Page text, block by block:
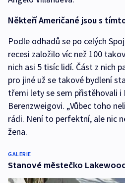
Někteří Američané jsou s
Podle odhadů se po celých
recesi založilo víc než 100
nich asi 5 tisíc lidí. Část z nich
pro jiné už se takové bydlení
třemi lety se sem přistěhovali i
Berenzweigovi. „Vůbec toho
rádi. Není to perfektní, ale nic
žena.
GALERIE
Stanové městečko